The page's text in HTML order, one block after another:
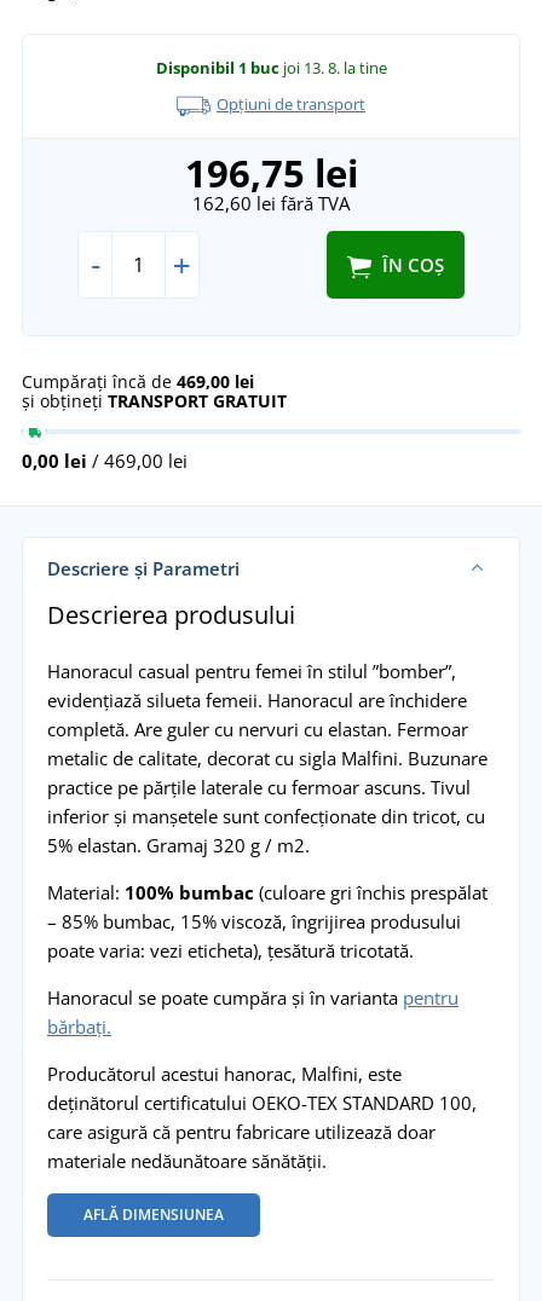
Disponibil 1 buc joi 13. 8. la tine
Opțiuni de transport
196,75 lei
162,60 lei fără TVA
- + ÎN COȘ
Cumpărați încă de 469,00 lei
și obțineți TRANSPORT GRATUIT
0,00 lei / 469,00 lei
Descriere și Parametri
Descrierea produsului
Hanoracul casual pentru femei în stilul ”bomber”,
evidențiază silueta femeii. Hanoracul are închidere
completă. Are guler cu nervuri cu elastan. Fermoar
metalic de calitate, decorat cu sigla Malfini. Buzunare
practice pe părțile laterale cu fermoar ascuns. Tivul
inferior și manșetele sunt confecționate din tricot, cu
5% elastan. Gramaj 320 g / m2.
Material: 100% bumbac (culoare gri închis prespălat
– 85% bumbac, 15% viscoză, îngrijirea produsului
poate varia: vezi eticheta), țesătură tricotată.
Hanoracul se poate cumpăra și în varianta pentru
bărbați.
Producătorul acestui hanorac, Malfini, este
deținătorul certificatului OEKO-TEX STANDARD 100,
care asigură că pentru fabricare utilizează doar
materiale nedăunătoare sănătății.
AFLĂ DIMENSIUNEA